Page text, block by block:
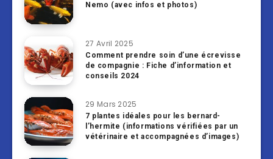
Nemo (avec infos et photos)
27 Avril 2025
Comment prendre soin d’une écrevisse
de compagnie : Fiche d’information et
conseils 2024
29 Mars 2025
7 plantes idéales pour les bernard-
l’hermite (informations vérifiées par un
vétérinaire et accompagnées d’images)